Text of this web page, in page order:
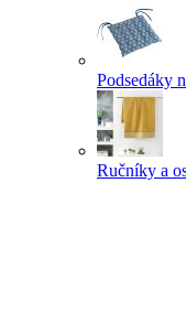
Podsedáky
Ručníky a